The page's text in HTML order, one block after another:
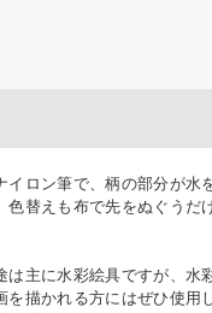
イロン筆で、柄の部分が水
色替えも布で先をぬぐうだ
は主に水彩絵具ですが、水
を描かれる方にはぜひ使用